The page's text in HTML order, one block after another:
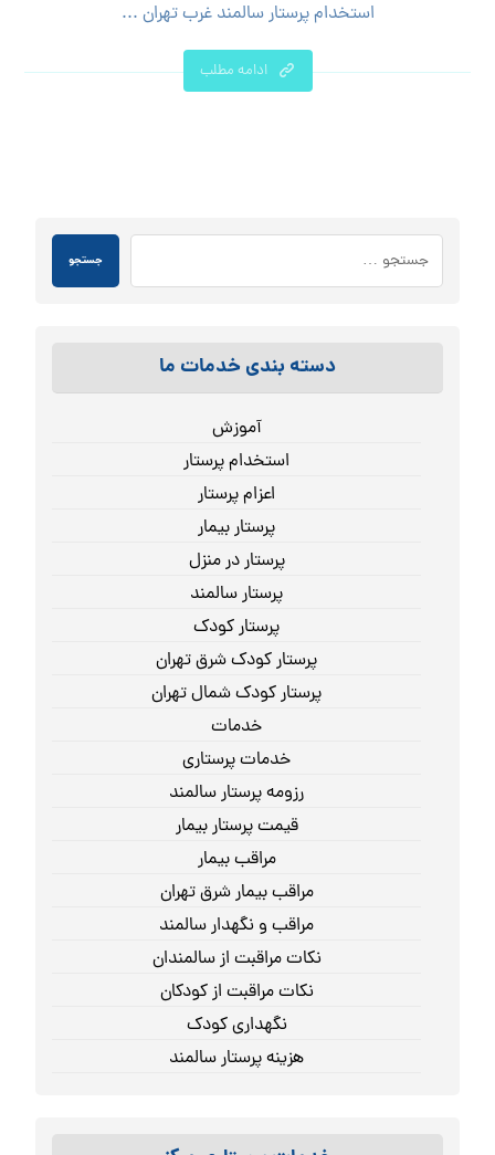
استخدام پرستار سالمند غرب تهران ...
ادامه مطلب
جستجو
دسته بندی خدمات ما
آموزش
استخدام پرستار
اعزام پرستار
پرستار بیمار
پرستار در منزل
پرستار سالمند
پرستار کودک
پرستار کودک شرق تهران
پرستار کودک شمال تهران
خدمات
خدمات پرستاری
رزومه پرستار سالمند
قیمت پرستار بیمار
مراقب بیمار
مراقب بیمار شرق تهران
مراقب و نگهدار سالمند
نکات مراقبت از سالمندان
نکات مراقبت از کودکان
نگهداری کودک
هزینه پرستار سالمند